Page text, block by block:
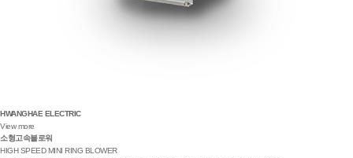
HWANGHAE ELECTRIC
View more
소형고속블로워
HIGH SPEED MINI RING BLOWER